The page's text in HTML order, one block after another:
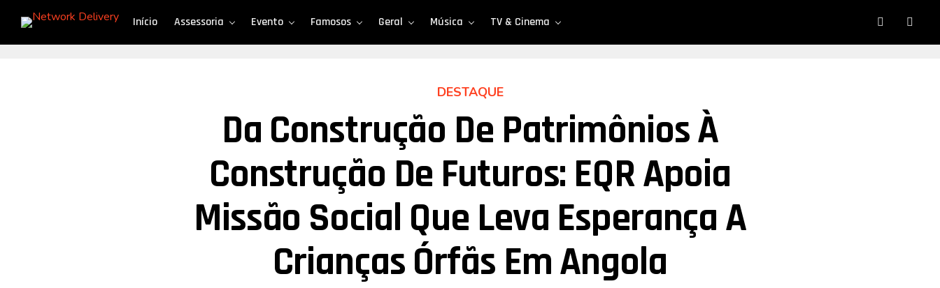
Início Assessoria Evento Famosos Geral Música TV & Cinema
DESTAQUE
Da Construção De Patrimônios À
Construção De Futuros: EQR Apoia
Missão Social Que Leva Esperança A
Crianças Órfãs Em Angola